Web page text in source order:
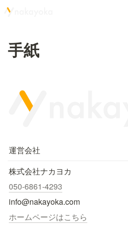
手紙
運営会社
株式会社ナカヨカ
050-6861-4293
info@nakayoka.com
ホームページはこちら